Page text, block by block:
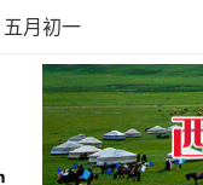
月初一